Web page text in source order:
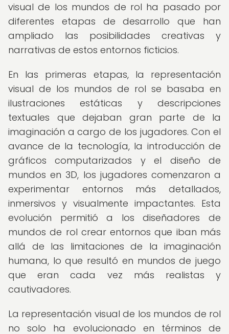
visual de los mundos de rol ha pasado por
diferentes etapas de desarrollo que han
ampliado las posibilidades creativas y
narrativas de estos entornos ficticios.
En las primeras etapas, la representación
visual de los mundos de rol se basaba en
ilustraciones estáticas y descripciones
textuales que dejaban gran parte de la
imaginación a cargo de los jugadores. Con el
avance de la tecnología, la introducción de
gráficos computarizados y el diseño de
mundos en 3D, los jugadores comenzaron a
experimentar entornos más detallados,
inmersivos y visualmente impactantes. Esta
evolución permitió a los diseñadores de
mundos de rol crear entornos que iban más
allá de las limitaciones de la imaginación
humana, lo que resultó en mundos de juego
que eran cada vez más realistas y
cautivadores.
La representación visual de los mundos de rol
no solo ha evolucionado en términos de